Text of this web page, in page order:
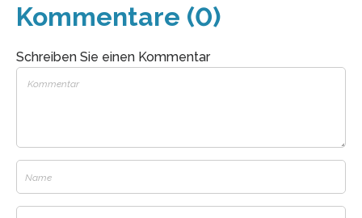
Kommentare (0)
Schreiben Sie einen Kommentar